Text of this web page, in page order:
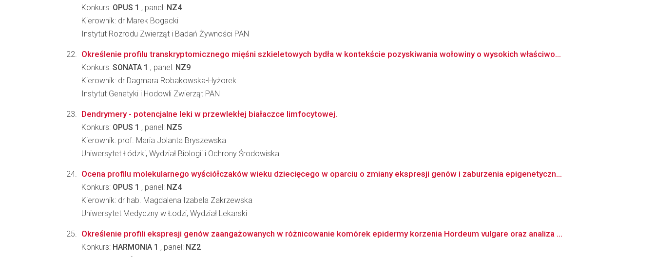
Konkurs: OPUS 1 , panel: NZ4
Kierownik: dr Marek Bogacki
Instytut Rozrodu Zwierząt i Badań Żywności PAN
Określenie profilu transkryptomicznego mięśni szkieletowych bydła w kontekście pozyskiwania wołowiny o wysokich właściwo...
Konkurs: SONATA 1 , panel: NZ9
Kierownik: dr Dagmara Robakowska-Hyżorek
Instytut Genetyki i Hodowli Zwierząt PAN
Dendrymery - potencjalne leki w przewlekłej białaczce limfocytowej.
Konkurs: OPUS 1 , panel: NZ5
Kierownik: prof. Maria Jolanta Bryszewska
Uniwersytet Łódzki, Wydział Biologii i Ochrony Środowiska
Ocena profilu molekularnego wyściółczaków wieku dziecięcego w oparciu o zmiany ekspresji genów i zaburzenia epigenetyczn...
Konkurs: OPUS 1 , panel: NZ4
Kierownik: dr hab. Magdalena Izabela Zakrzewska
Uniwersytet Medyczny w Łodzi, Wydział Lekarski
Określenie profili ekspresji genów zaangażowanych w różnicowanie komórek epidermy korzenia Hordeum vulgare oraz analiza ...
Konkurs: HARMONIA 1 , panel: NZ2